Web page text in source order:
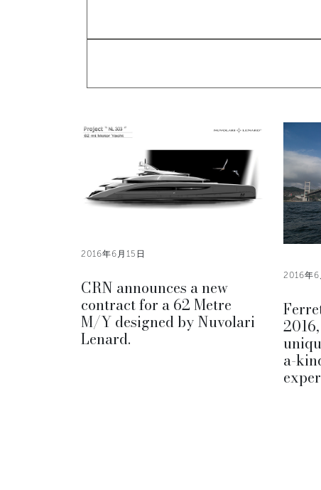
2016年6月15日
CRN announces a new
contract for a 62 Metre
M/Y designed by Nuvolari
Lenard.
2016年6
a-